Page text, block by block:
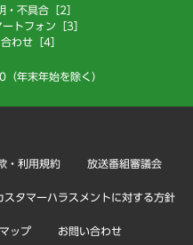
・不具合［2］
トフォン［3］
わせ［4］
年末年始を除く）
・利用規約 放送番組審議会
スタマーハラスメントに対する方針
ップ お問い合わせ